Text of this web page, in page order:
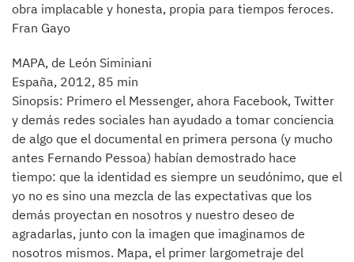
obra implacable y honesta, propia para tiempos feroces.
Fran Gayo
MAPA, de León Siminiani
España, 2012, 85 min
Sinopsis: Primero el Messenger, ahora Facebook, Twitter
y demás redes sociales han ayudado a tomar conciencia
de algo que el documental en primera persona (y mucho
antes Fernando Pessoa) habían demostrado hace
tiempo: que la identidad es siempre un seudónimo, que el
yo no es sino una mezcla de las expectativas que los
demás proyectan en nosotros y nuestro deseo de
agradarlas, junto con la imagen que imaginamos de
nosotros mismos. Mapa, el primer largometraje del